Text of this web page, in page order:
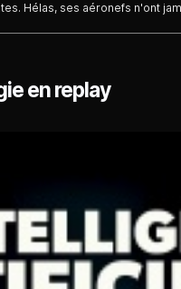
Hélas, ses aéronefs n'ont
en replay